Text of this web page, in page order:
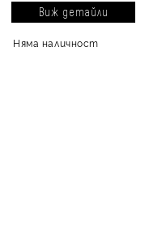
Виж детайли
Няма наличност